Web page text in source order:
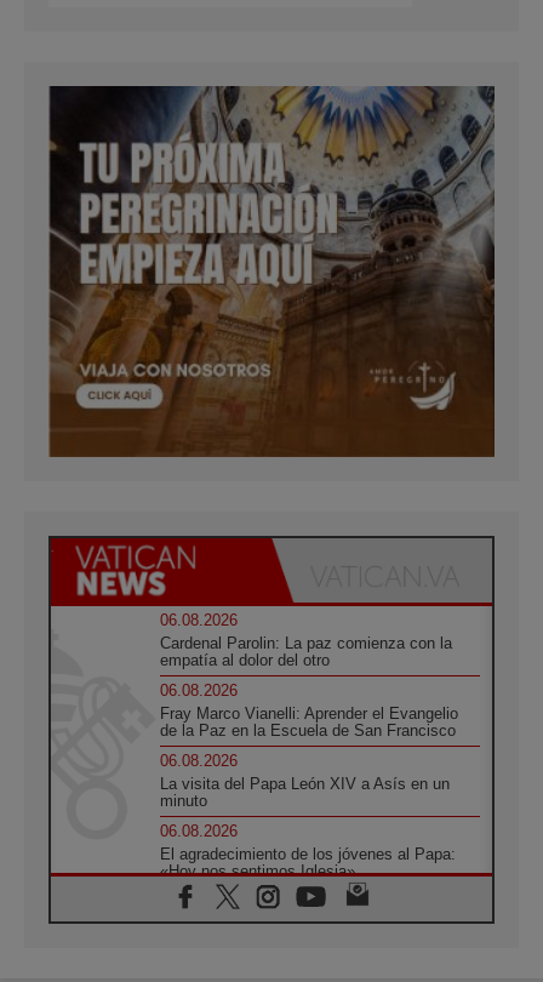
06.08.2026
Cardenal Parolin: La paz comienza con la
empatía al dolor del otro
06.08.2026
Fray Marco Vianelli: Aprender el Evangelio
de la Paz en la Escuela de San Francisco
06.08.2026
La visita del Papa León XIV a Asís en un
minuto
06.08.2026
El agradecimiento de los jóvenes al Papa:
«Hoy nos sentimos Iglesia»
06.08.2026
Líbano: Reanudan los coloquios en Roma en